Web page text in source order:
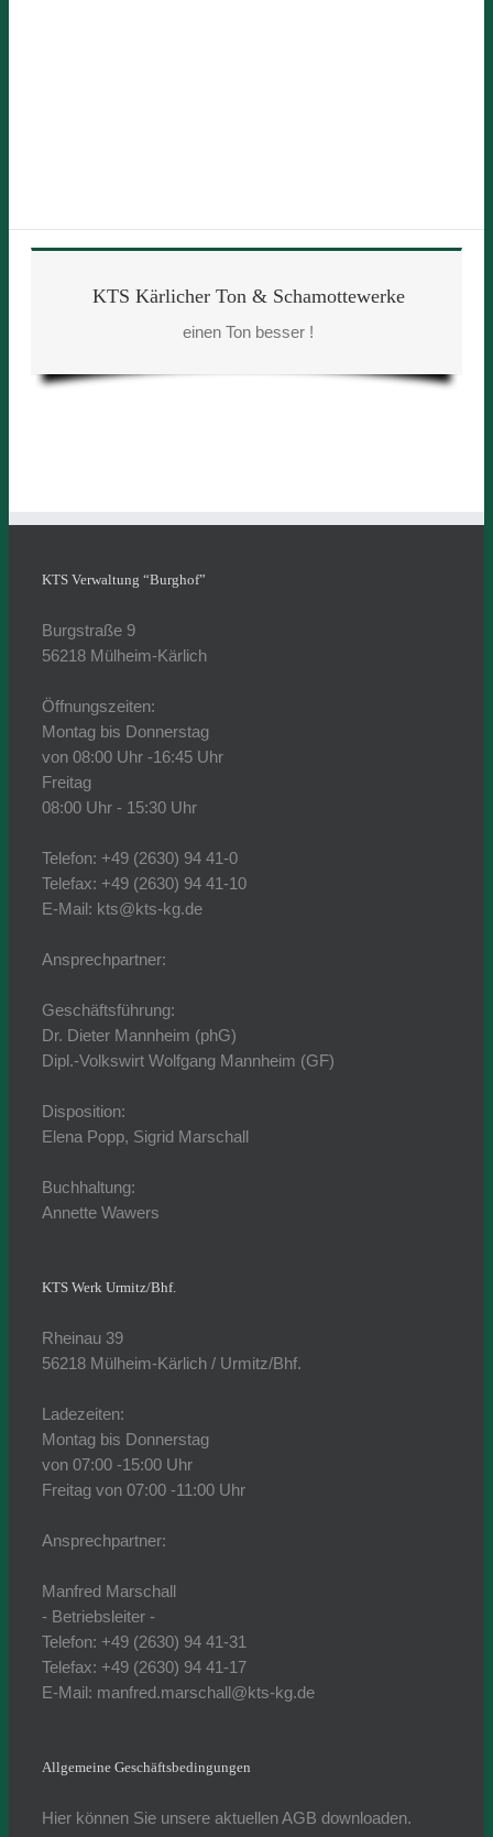
KTS Kärlicher Ton & Schamottewerke
einen Ton besser !
KTS Verwaltung “Burghof”
Burgstraße 9
56218 Mülheim-Kärlich
Öffnungszeiten:
Montag bis Donnerstag
von 08:00 Uhr -16:45 Uhr
Freitag
08:00 Uhr - 15:30 Uhr
Telefon: +49 (2630) 94 41-0
Telefax: +49 (2630) 94 41-10
E-Mail: kts@kts-kg.de
Ansprechpartner:
Geschäftsführung:
Dr. Dieter Mannheim (phG)
Dipl.-Volkswirt Wolfgang Mannheim (GF)
Disposition:
Elena Popp, Sigrid Marschall
Buchhaltung:
Annette Wawers
KTS Werk Urmitz/Bhf.
Rheinau 39
56218 Mülheim-Kärlich / Urmitz/Bhf.
Ladezeiten:
Montag bis Donnerstag
von 07:00 -15:00 Uhr
Freitag von 07:00 -11:00 Uhr
Ansprechpartner:
Manfred Marschall
- Betriebsleiter -
Telefon: +49 (2630) 94 41-31
Telefax: +49 (2630) 94 41-17
E-Mail: manfred.marschall@kts-kg.de
Allgemeine Geschäftsbedingungen
Hier können Sie unsere aktuellen AGB downloaden.